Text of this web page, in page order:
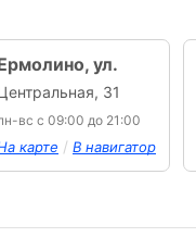
ул.
31
вс с 09:00 до 21:00
карте / В навигатор